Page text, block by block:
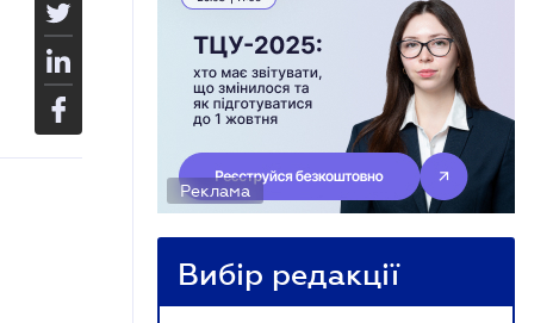
Реклама
Вибір редакції